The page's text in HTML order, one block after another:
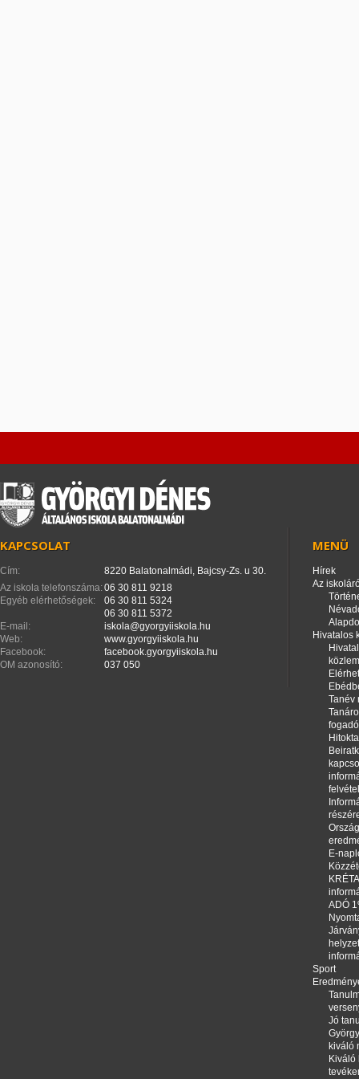
KAPCSOLAT
Cím:
8220 Balatonalmádi, Bajcsy-Zs. u 30.
Az iskola telefonszáma:06 30 811 9218
Egyéb elérhetőségek:
06 30 811 5324
06 30 811 5372
E-mail:
iskola@gyorgyiiskola.hu
Web:
www.gyorgyiiskola.hu
Facebook:
facebook.gyorgyiiskola.hu
OM azonosító:
037 050
MENÜ
Hírek
Az
Hivatalos
Tanév
E-
ADÓ
Sport
Jó
kiváló
Kiváló